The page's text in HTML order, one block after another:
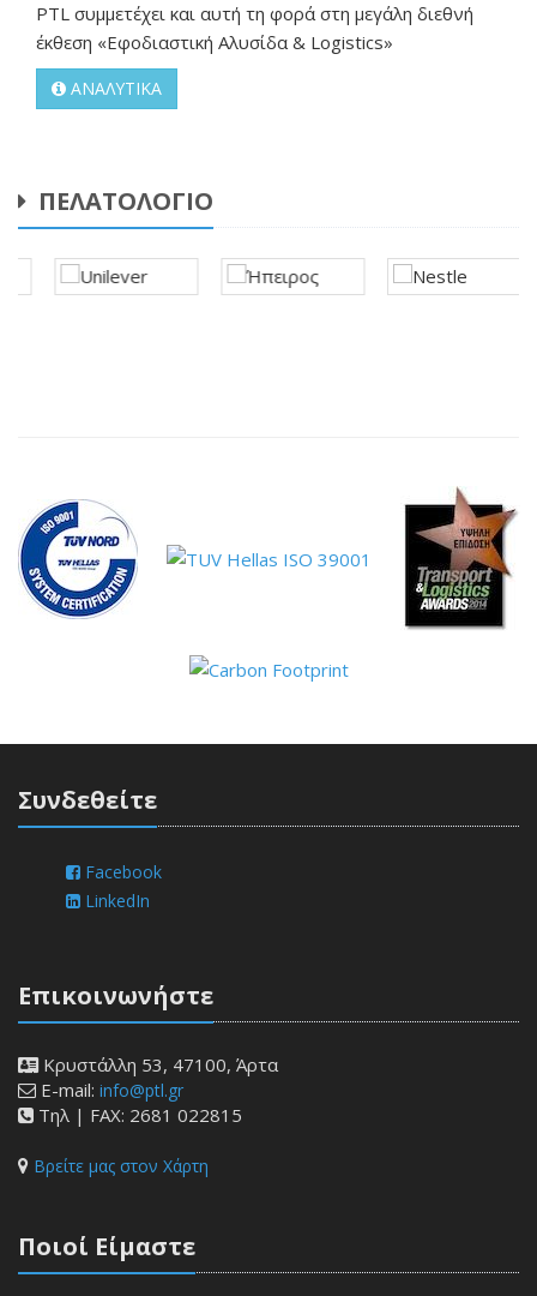
PTL συμμετέχει και αυτή τη φορά στη μεγάλη διεθνή
έκθεση «Εφοδιαστική Αλυσίδα & Logistics»
ΑΝΑΛΥΤΙΚΑ
ΠΕΛΑΤΟΛΟΓΙΟ
Συνδεθείτε
Facebook
LinkedIn
Επικοινωνήστε
Κρυστάλλη 53, 47100, Άρτα
E-mail: info@ptl.gr
Τηλ | FAX: 2681 022815
Βρείτε μας στον Χάρτη
Ποιοί Είμαστε